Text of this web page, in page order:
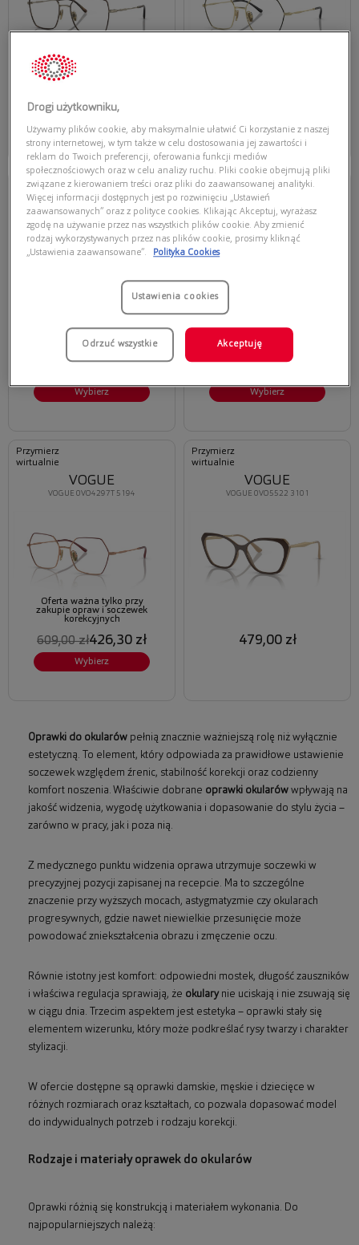
Oferta ważna tylko przy
zakupie opraw i soczewek
korekcyjnych
399,00 zł319,20 zł
Przymierz
wirtualnie
VOGUE 0VO5602 2990
VOGUE
Oferta ważna tylko przy
zakupie opraw i soczewek
korekcyjnych
Wybierz
Przymierz
wirtualnie
VOGUE 0VO5622 2745
VOGUE
Oferta ważna tylko przy
zakupie opraw i soczewek
korekcyjnych
Wybierz
Przymierz
wirtualnie
VOGUE 0VO4297T 5194
VOGUE
Oferta ważna tylko przy
zakupie opraw i soczewek
korekcyjnych
609,00 zł426,30 zł
Wybierz
Przymierz
wirtualnie
VOGUE 0VO5522 3101
VOGUE
479,00 zł
Oprawki do okularów pełnią znacznie ważniejszą rolę niż wyłącznie
estetyczną. To element, który odpowiada za prawidłowe ustawienie
soczewek względem źrenic, stabilność korekcji oraz codzienny
komfort noszenia. Właściwie dobrane oprawki okularów wpływają na
jakość widzenia, wygodę użytkowania i dopasowanie do stylu życia –
zarówno w pracy, jak i poza nią.
Z medycznego punktu widzenia oprawa utrzymuje soczewki w
precyzyjnej pozycji zapisanej na recepcie. Ma to szczególne
znaczenie przy wyższych mocach, astygmatyzmie czy okularach
progresywnych, gdzie nawet niewielkie przesunięcie może
powodować zniekształcenia obrazu i zmęczenie oczu.
Równie istotny jest komfort: odpowiedni mostek, długość zauszników
i właściwa regulacja sprawiają, że okularynie uciskają i nie zsuwają się
w ciągu dnia. Trzecim aspektem jest estetyka – oprawki stały się
elementem wizerunku, który może podkreślać rysy twarzy i charakter
stylizacji.
W ofercie dostępne są oprawki damskie, męskie i dziecięce w
różnych rozmiarach oraz kształtach, co pozwala dopasować model
do indywidualnych potrzeb i rodzaju korekcji.
Rodzaje i materiały oprawek do okularów
Oprawki różnią się konstrukcją i materiałem wykonania. Do
najpopularniejszych należą:
Drogi użytkowniku,
Używamy plików cookie, aby maksymalnie ułatwić Ci korzystanie z naszej
strony internetowej, w tym także w celu dostosowania jej zawartości i
reklam do Twoich preferencji, oferowania funkcji mediów
społecznościowych oraz w celu analizy ruchu. Pliki cookie obejmują pliki
związane z kierowaniem treści oraz pliki do zaawansowanej analityki.
Więcej informacji dostępnych jest po rozwinięciu „Ustawień
zaawansowanych” oraz z polityce cookies. Klikając Akceptuj, wyrażasz
zgodę na używanie przez nas wszystkich plików cookie. Aby zmienić
rodzaj wykorzystywanych przez nas plików cookie, prosimy kliknąć
„Ustawienia zaawansowane”.
Polityka Cookies
Ustawienia cookies
Odrzuć wszystkie Akceptuję